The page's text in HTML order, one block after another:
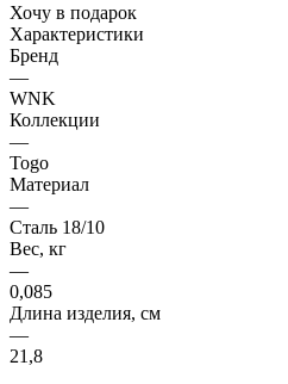
Хочу в подарок
Характеристики
Бренд
—
WNK
Коллекции
—
Togo
Материал
—
Сталь 18/10
Вес, кг
—
0,085
Длина изделия, см
—
21,8